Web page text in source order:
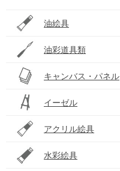
油絵具
油彩道具類
キャンバス・パネル
イーゼル
アクリル絵具
水彩絵具